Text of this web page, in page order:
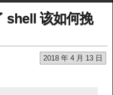
shell 该如何挽
2018 年 4 月 13 日